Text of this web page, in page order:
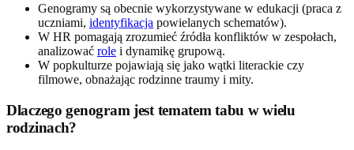
Genogramy są obecnie wykorzystywane w edukacji (praca z
uczniami, identyfikacja powielanych schematów).
W HR pomagają zrozumieć źródła konfliktów w zespołach,
analizować role i dynamikę grupową.
W popkulturze pojawiają się jako wątki literackie czy
filmowe, obnażając rodzinne traumy i mity.
Dlaczego genogram jest tematem tabu w wielu
rodzinach?